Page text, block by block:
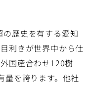
歴史を有する愛知
利きが世界中から仕
国産合わせ120樹
量を誇ります。他社